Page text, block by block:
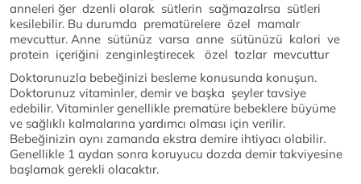
anneleri ğer dzenli olarak sütlerin sağmazalrsa sütleri
kesilebilir. Bu durumda prematürelere özel mamalr
mevcuttur. Anne sütünüz varsa anne sütünüzü kalori ve
protein içeriğini zenginleştirecek özel tozlar mevcuttur
Doktorunuzla bebeğinizi besleme konusunda konuşun.
Doktorunuz vitaminler, demir ve başka şeyler tavsiye
edebilir. Vitaminler genellikle prematüre bebeklere büyüme
ve sağlıklı kalmalarına yardımcı olması için verilir.
Bebeğinizin aynı zamanda ekstra demire ihtiyacı olabilir.
Genellikle 1 aydan sonra koruyucu dozda demir takviyesine
başlamak gerekli olacaktır.